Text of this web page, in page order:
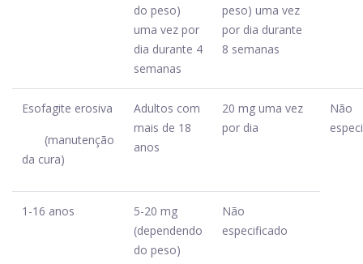
do peso)
uma vez por
dia durante 4
semanas
peso) uma vez
por dia durante
8 semanas
Esofagite erosiva
(manutenção
da cura)
Adultos com
mais de 18
anos
20 mg uma vez
por dia
Não
1-16 anos
5-20 mg
(dependendo
do peso)
Não
especificado